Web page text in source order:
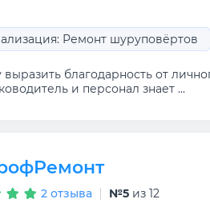
Ремонт шуруповёртов
выразить благодарность от
и персонал знает ...
2 отзыва №5 из 12